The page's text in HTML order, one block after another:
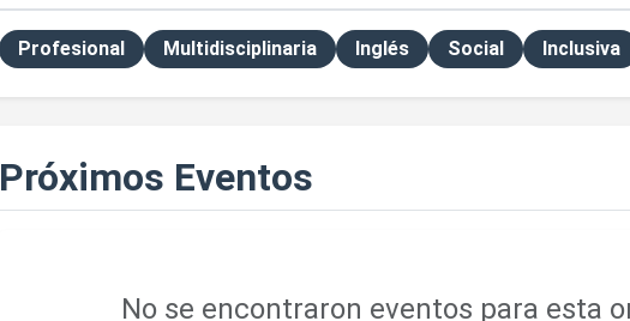
Profesional Multidisciplinaria Inglés Social Inclusiva
Próximos Eventos
No se encontraron eventos para esta